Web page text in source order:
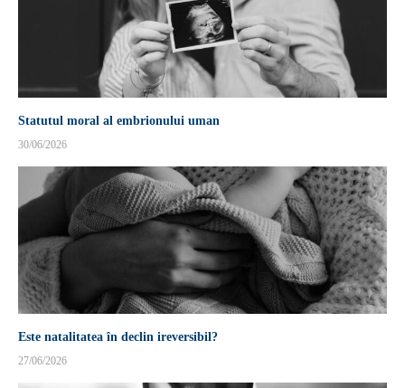
Statutul moral al embrionului uman
30/06/2026
Este natalitatea în declin ireversibil?
27/06/2026